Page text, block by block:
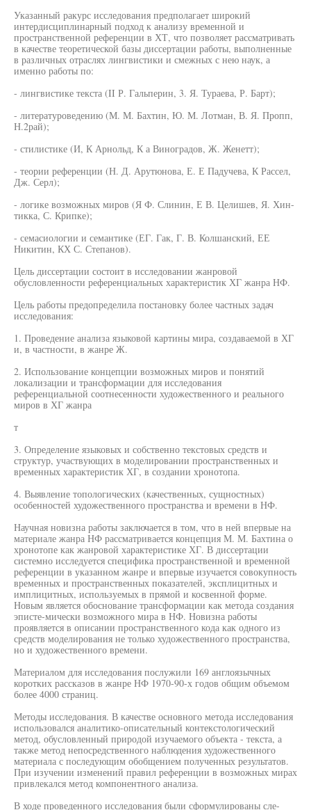
Указанный ракурс исследования предполагает широкий
интердисциплинарный подход к анализу временной и
пространственной референции в ХТ, что позволяет рассматривать
в качестве теоретической базы диссертации работы, выполненные
в различных отраслях лингвистики и смежных с нею наук, а
именно работы по:
- лингвистике текста (II Р. Гальперин, 3. Я. Тураева, Р. Барт);
- литературоведению (М. М. Бахтин, Ю. М. Лотман, В. Я. Пропп,
Н.2рай);
- стилистике (И, К Арнольд, К а Виноградов, Ж. Женетт);
- теории референции (Н. Д. Арутюнова, Е. Е Падучева, К Рассел,
Дж. Серл);
- логике возможных миров (Я Ф. Слинин, Е В. Целишев, Я. Хин-
тикка, С. Крипке);
- семасиологии и семантике (ЕГ. Гак, Г. В. Колшанский, ЕЕ
Никитин, КХ С. Степанов).
Цель диссертации состоит в исследовании жанровой
обусловленности референциальных характеристик ХГ жанра НФ.
Цель работы предопределила постановку более частных задач
исследования:
1. Проведение анализа языковой картины мира, создаваемой в ХГ
и, в частности, в жанре Ж.
2. Использование концепции возможных миров и понятий
локализации и трансформации для исследования
референциальной соотнесенности художественного и реального
миров в ХГ жанра
т
3. Определение языковых и собственно текстовых средств и
структур, участвующих в моделировании пространственных и
временных характеристик ХГ, в создании хронотопа.
4. Выявление топологических (качественных, сущностных)
особенностей художественного пространства и времени в НФ.
Научная новизна работы заключается в том, что в ней впервые на
материале жанра НФ рассматривается концепция М. М. Бахтина о
хронотопе как жанровой характеристике ХГ. В диссертации
системно исследуется специфика пространственной и временной
референции в указанном жанре и впервые изучается совокупность
временных и пространственных показателей, эксплицитных и
имплицитных, используемых в прямой и косвенной форме.
Новым является обоснование трансформации как метода создания
эписте-мически возможного мира в НФ. Новизна работы
проявляется в описании пространственного кода как одного из
средств моделирования не только художественного пространства,
но и художественного времени.
Материалом для исследования послужили 169 англоязычных
коротких рассказов в жанре НФ 1970-90-х годов общим объемом
более 4000 страниц.
Методы исследования. В качестве основного метода исследования
использовался аналитико-описательный контекстологический
метод, обусловленный природой изучаемого объекта - текста, а
также метод непосредственного наблюдения художественного
материала с последующим обобщением полученных результатов.
При изучении изменений правил референции в возможных мирах
привлекался метод компонентного анализа.
В ходе проведенного исследования были сформулированы сле-